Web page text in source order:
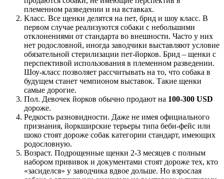
племенном разведении и на вставках.
Класс. Все щенки делятся на пет, брид и шоу класс. В
первом случае реализуются собаки с небольшими
отклонениями от стандарта во внешности. Часто у них
нет родословной, иногда заводчики выставляют условие
обязательной стерилизации пет-йорков. Брид – щенки с
перспективой использования в племенном разведении.
Шоу-класс позволяет рассчитывать на то, что собака в
будущем станет чемпионом выставок. Такие щенки
самые дорогие.
Пол. Девочек йорков обычно продают на 100-300 USD
дороже.
Редкость разновидности. Даже не имея официального
признания, йоркширские терьеры типа беби-фейс или
шоко стоят дороже собак категории стандарт, имеющих
родословную.
Возраст. Подрощенные щенки 2-3 месяцев с полным
набором прививок и документами стоят дороже тех, кто
«засиделся» у заводчика вдвое дольше. Но взрослая